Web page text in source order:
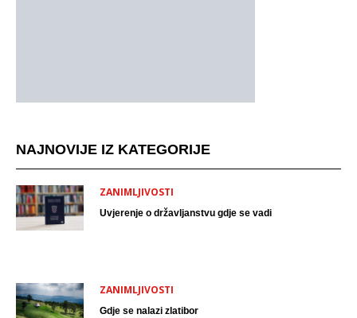
NAJNOVIJE IZ KATEGORIJE
ZANIMLJIVOSTI
Uvjerenje o državljanstvu gdje se vadi
ZANIMLJIVOSTI
Gdje se nalazi zlatibor